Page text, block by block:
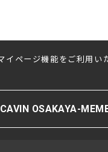
イページ機能をご利用い
CAVIN OSAKAYA-